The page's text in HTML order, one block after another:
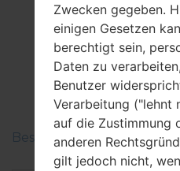
akaLG
Beschreiben Sie die
Zwecken gegeben.
einigen Gesetzen
berechtigt sein,
Daten zu
Benutzer
Verarbeitung ("lehnt
auf die Zustimmung
anderen
gilt jedoch nicht,